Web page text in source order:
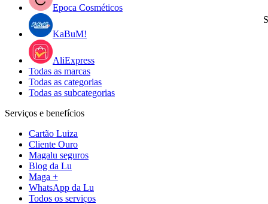
Epoca Cosméticos
KaBuM!
AliExpress
Todas as marcas
Todas as categorias
Todas as subcategorias
Serviços e benefícios
Cartão Luiza
Cliente Ouro
Magalu seguros
Blog da Lu
Maga +
WhatsApp da Lu
Todos os serviços